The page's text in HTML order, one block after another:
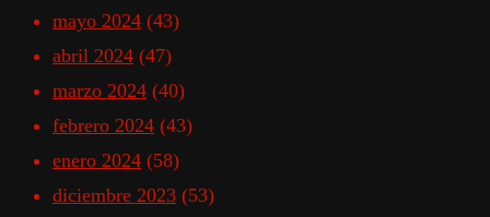
mayo 2024 (43)
abril 2024 (47)
marzo 2024 (40)
febrero 2024 (43)
enero 2024 (58)
diciembre 2023 (53)